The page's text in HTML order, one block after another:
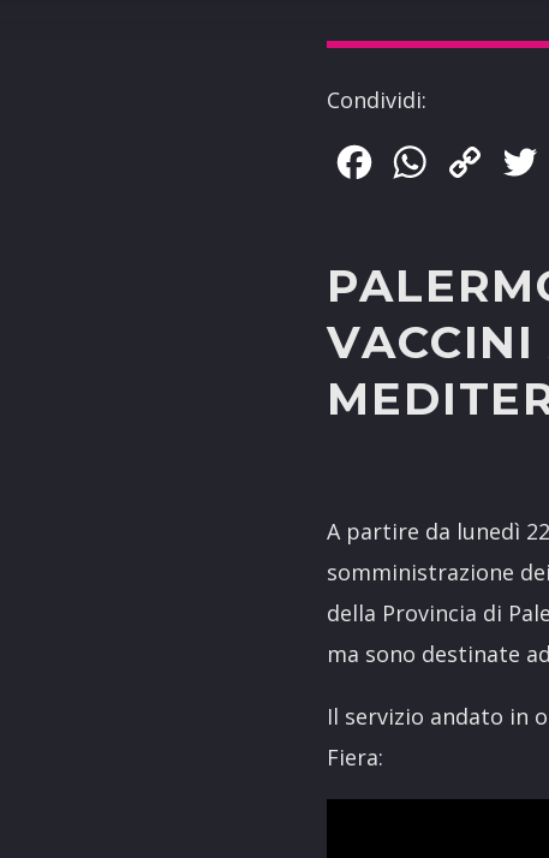
Condividi:
FacebookWhatsApp
Copy
A partire da lunedì
somministrazione
della Provincia di
ma sono destinate
Il servizio andato in
Fiera: